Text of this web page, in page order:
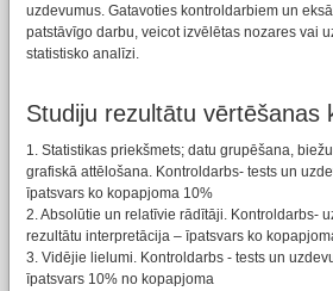
uzdevumus. Gatavoties kontroldarbiem un
patstāvīgo darbu, veicot izvēlētas nozares vai
statistisko analīzi.
Studiju rezultātu vērtēšanas
1. Statistikas priekšmets; datu grupēšana,
grafiskā attēlošana. Kontroldarbs- tests un
īpatsvars ko kopapjoma 10%
2. Absolūtie un relatīvie rādītāji. Kontroldarbs-
rezultātu interpretācija – īpatsvars ko
3. Vidējie lielumi. Kontroldarbs - tests un
īpatsvars 10% no kopapjoma